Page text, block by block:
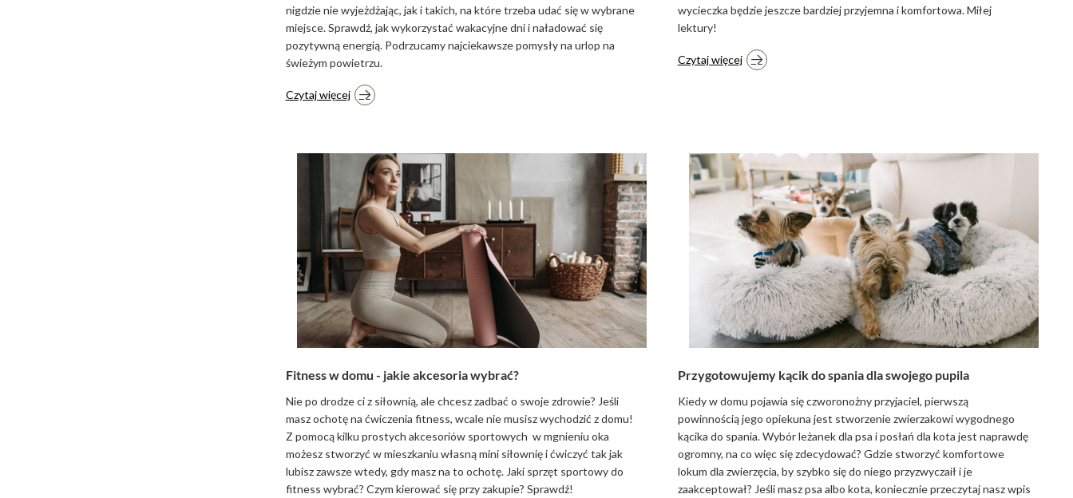
nigdzie nie wyjeżdżając, jak i takich, na które trzeba udać się w wybrane
miejsce. Sprawdź, jak wykorzystać wakacyjne dni i naładować się
pozytywną energią. Podrzucamy najciekawsze pomysły na urlop na
świeżym powietrzu.
Czytaj więcej
wycieczka będzie jeszcze bardziej przyjemna i komfortowa. Miłej
lektury!
Czytaj więcej
Fitness w domu - jakie akcesoria wybrać?
Nie po drodze ci z siłownią, ale chcesz zadbać o swoje zdrowie? Jeśli
masz ochotę na ćwiczenia fitness, wcale nie musisz wychodzić z domu!
Z pomocą kilku prostych akcesoriów sportowych w mgnieniu oka
możesz stworzyć w mieszkaniu własną mini siłownię i ćwiczyć tak jak
lubisz zawsze wtedy, gdy masz na to ochotę. Jaki sprzęt sportowy do
fitness wybrać? Czym kierować się przy zakupie? Sprawdź!
Przygotowujemy kącik do spania dla swojego pupila
Kiedy w domu pojawia się czworonożny przyjaciel, pierwszą
powinnością jego opiekuna jest stworzenie zwierzakowi wygodnego
kącika do spania. Wybór leżanek dla psa i posłań dla kota jest naprawdę
ogromny, na co więc się zdecydować? Gdzie stworzyć komfortowe
lokum dla zwierzęcia, by szybko się do niego przyzwyczaił i je
zaakceptował? Jeśli masz psa albo kota, koniecznie przeczytaj nasz wpis